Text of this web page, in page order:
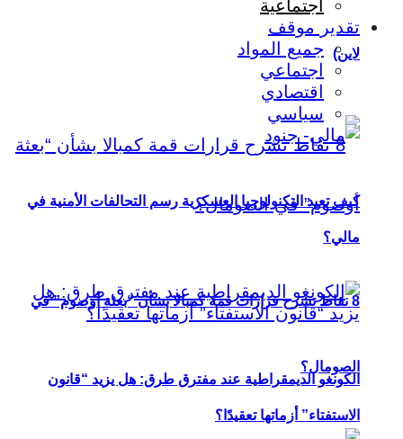
لاين)
8 نقاط تشرح قرارات قمة كمبالا بشأن “بعثة أوصوم” في
الصومال؟
اجتماعية
تقدير موقف
جميع المواد
اجتماعي
اقتصادي
سياسي
كيف تعيد التكنولوجيا العسكرية رسم التحالفات الأمنية في
مالي؟
الكونغو الديمقراطية عند مفترق طرق: هل يزيد “قانون
الاستفتاء” أزماتها تعقيدًا؟